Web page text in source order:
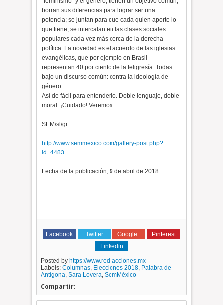
borran sus diferencias para lograr ser una
potencia; se juntan para que cada quien aporte lo
que tiene, se intercalan en las clases sociales
populares cada vez más cerca de la derecha
política. La novedad es el acuerdo de las iglesias
evangélicas, que por ejemplo en Brasil
representan 40 por ciento de la feligresía. Todas
bajo un discurso común: contra la ideología de
género.
Así de fácil para entenderlo. Doble lenguaje, doble
moral. ¡Cuidado! Veremos.
SEM/sl/gr
http://www.semmexico.com/gallery-post.php?
id=4483
Fecha de la publicación, 9 de abril de 2018.
Facebook Twitter Google+
Pinterest
Linkedin
Posted by https://www.red-acciones.mx
Labels:Columnas, Elecciones 2018, Palabra de
Antígona,Sara Lovera,SemMéxico
Compartir: